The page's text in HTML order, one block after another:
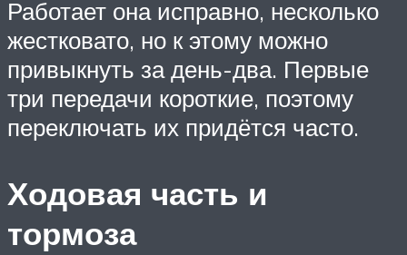
Работает она исправно, несколько
жестковато, но к этому можно
привыкнуть за день-два. Первые
три передачи короткие, поэтому
переключать их придётся часто.
Ходовая часть и
тормоза